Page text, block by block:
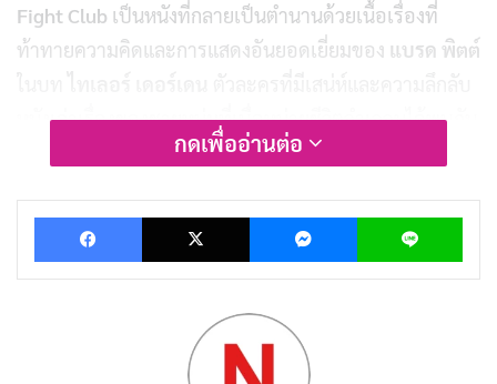
Fight Club เป็นหนังที่กลายเป็นตำนานด้วยเนื้อเรื่องที่
ท้าทายความคิดและการแสดงอันยอดเยี่ยมของ แบรด พิตต์
หนังเล่าเรื่องของชายหนุ่มที่เบื่อหน่ายชีวิตจำเจจนได้พบกับ
ไทเลอร์ และก่อตั้ง “ไฟต์คลับ” สถานที่ที่ผู้ชายมาปลด
ไฟต์คลับกลายเป็นมากกว่าที่เห็น และนำไปสู่การพลิกผันที่
ชวนช็อก
ด้วยบทสนทนาที่เฉียบคมและการกำกับที่โดดเด่นของ
หนังเรื่องนี้ไม่เพียงสะท้อนปัญหาสังคมสมัยใหม่
กดเพื่ออ่านต่อ
Facebook X Messenger Line